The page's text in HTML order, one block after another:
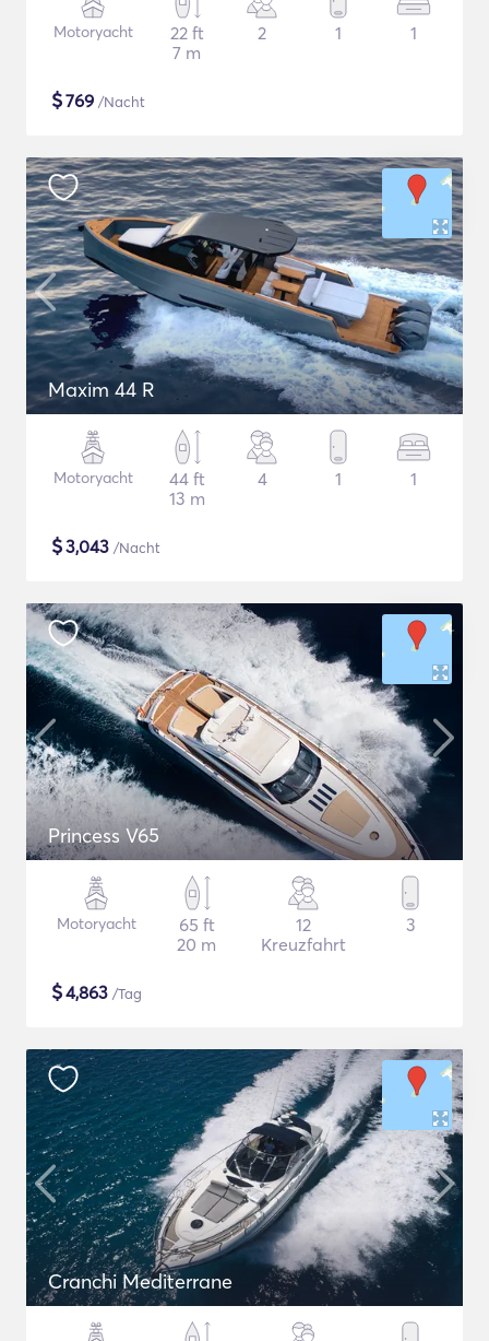
Motoryacht
22 ft
7 m
2 1 1
$769 /Nacht
Maxim 44 R
Motoryacht
44 ft
13 m
4 1 1
$3,043 /Nacht
Princess V65
Motoryacht
65 ft
20 m
12
Kreuzfahrt
3
$4,863 /Tag
Cranchi Mediterrane